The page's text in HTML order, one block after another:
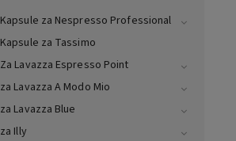
Kapsule za Nespresso Professional
Kapsule za Tassimo
Za Lavazza Espresso Point
za Lavazza A Modo Mio
za Lavazza Blue
za Illy